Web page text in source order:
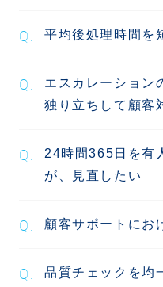
平均後処理時間を
エスカレーション
独り立ちして顧客
24時間365日を有
が、見直したい
顧客サポートにお
品質チェックを